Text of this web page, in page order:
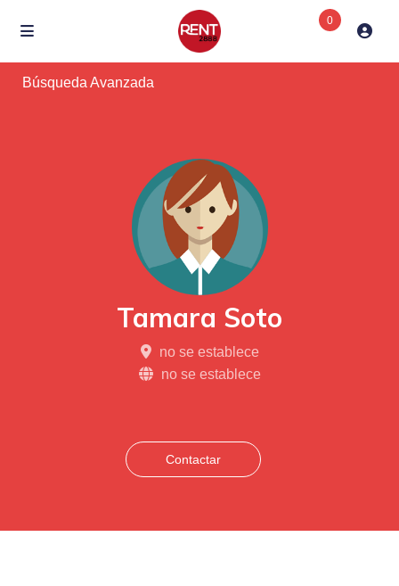
0
Búsqueda Avanzada
Tamara Soto
no se establece
no se establece
Contactar